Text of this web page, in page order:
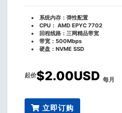
系统内存：弹性配置
CPU： AMD EPYC 7702
回程线路：三网精品带宽
带宽：500Mbps
硬盘：NVME SSD
起价$2.00USD 每月
立即订购